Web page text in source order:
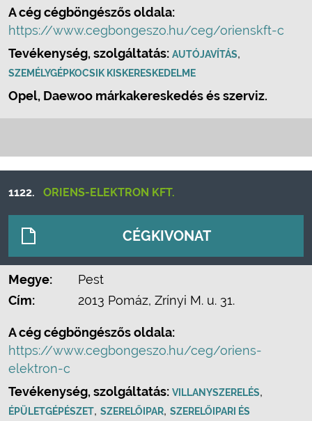
A cég cégböngészős oldala:
https://www.cegbongeszo.hu/ceg/orienskft-c
Tevékenység, szolgáltatás: AUTÓJAVÍTÁS,
SZEMÉLYGÉPKOCSIK KISKERESKEDELME
Opel, Daewoo márkakereskedés és szerviz.
1122. ORIENS-ELEKTRON KFT.
CÉGKIVONAT
Megye:
Pest
Cím:
2013 Pomáz, Zrínyi M. u. 31.
A cég cégböngészős oldala:
https://www.cegbongeszo.hu/ceg/oriens-
elektron-c
Tevékenység, szolgáltatás: VILLANYSZERELÉS,
ÉPÜLETGÉPÉSZET, SZERELŐIPAR, SZERELŐIPARI ÉS